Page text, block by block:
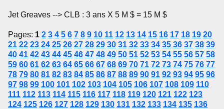
Jet Greaves --> CLB : 3 ans X 5 M $ = 15 M $
Pages: 1 2 3 4 5 6 7 8 9 10 11 12 13 14 15 16 17 18 19 20
21 22 23 24 25 26 27 28 29 30 31 32 33 34 35 36 37 38 39
40 41 42 43 44 45 46 47 48 49 50 51 52 53 54 55 56 57 58
59 60 61 62 63 64 65 66 67 68 69 70 71 72 73 74 75 76 77
78 79 80 81 82 83 84 85 86 87 88 89 90 91 92 93 94 95 96
97 98 99 100 101 102 103 104 105 106 107 108 109 110
111 112 113 114 115 116 117 118 119 120 121 122 123
124 125 126 127 128 129 130 131 132 133 134 135 136